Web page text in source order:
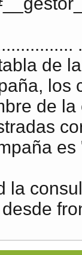
de
los
de
la